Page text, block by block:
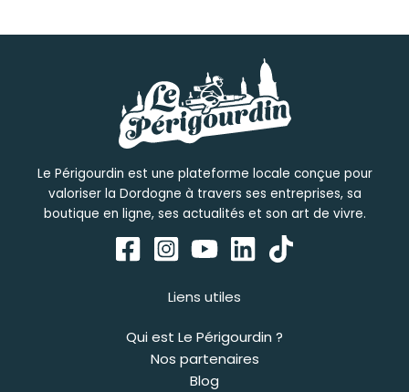
Le Périgourdin est une plateforme locale conçue pour
valoriser la Dordogne à travers ses entreprises, sa
boutique en ligne, ses actualités et son art de vivre.
Liens utiles
Qui est Le Périgourdin ?
Nos partenaires
Blog